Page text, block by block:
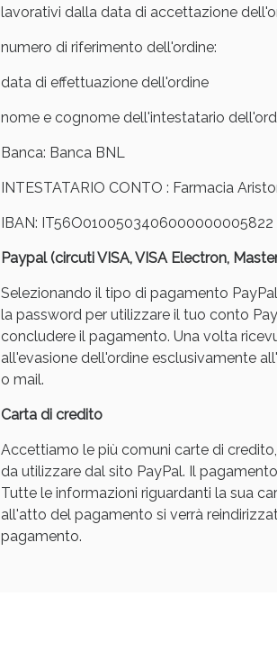
lavorativi dalla data di accettazione
numero di riferimento dell'ordine:
data di effettuazione dell'ordine
nome e cognome dell'intestatario
Banca: Banca BNL
INTESTATARIO CONTO : Farmacia
IBAN: IT56O0100503406000000005822
Paypal (circuti VISA, VISA Electron,
Selezionando il tipo di pagamento
la password per utilizzare il tuo conto
concludere il pagamento. Una volta
all'evasione dell'ordine esclusivamente
o mail.
Carta di credito
Accettiamo le più comuni carte di credito,
da utilizzare dal sito PayPal. Il
Tutte le informazioni riguardanti la sua
all'atto del pagamento si verrà
pagamento.